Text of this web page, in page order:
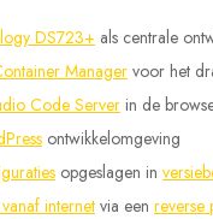
DS723+ als centrale
Manager voor het
Code Server in de
ontwikkelomgeving
opgeslagen in
internetvia een reverse